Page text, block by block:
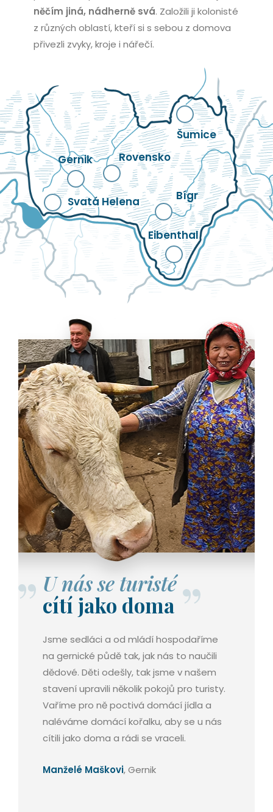
něčím jiná, nádherně svá. Založili ji kolonisté
z různých oblastí, kteří si s sebou z domova
přivezli zvyky, kroje i nářečí.
Svatá Helena
Gernik Rovensko
Bígr
Eibenthal
Šumice
U nás se turisté
cítí jako doma
Jsme sedláci a od mládí hospodaříme
na gernické půdě tak, jak nás to naučili
dědové. Děti odešly, tak jsme v našem
stavení upravili několik pokojů pro turisty.
Vaříme pro ně poctivá domácí jídla a
naléváme domácí kořalku, aby se u nás
cítili jako doma a rádi se vraceli.
Manželé Maškovi, Gernik